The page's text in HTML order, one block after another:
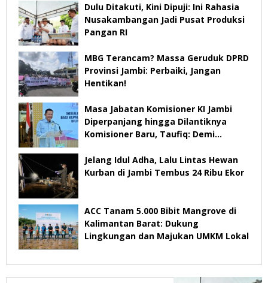
Dulu Ditakuti, Kini Dipuji: Ini Rahasia
Nusakambangan Jadi Pusat Produksi
Pangan RI
MBG Terancam? Massa Geruduk DPRD
Provinsi Jambi: Perbaiki, Jangan
Hentikan!
Masa Jabatan Komisioner KI Jambi
Diperpanjang hingga Dilantiknya
Komisioner Baru, Taufiq: Demi
Jelang Idul Adha, Lalu Lintas Hewan
Kurban di Jambi Tembus 24 Ribu Ekor
ACC Tanam 5.000 Bibit Mangrove di
Kalimantan Barat: Dukung
Lingkungan dan Majukan UMKM Lokal